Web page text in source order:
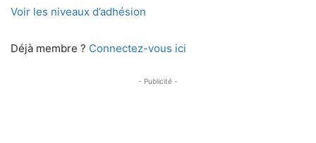
Voir les niveaux d’adhésion
Déjà membre ? Connectez-vous ici
- Publicité -